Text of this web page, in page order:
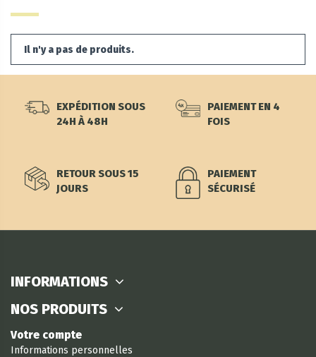
Il n'y a pas de produits.
EXPÉDITION SOUS
24H À 48H
PAIEMENT EN 4
FOIS
RETOUR SOUS 15
JOURS
PAIEMENT
SÉCURISÉ
INFORMATIONS
NOS PRODUITS
Votre compte
Informations personnelles